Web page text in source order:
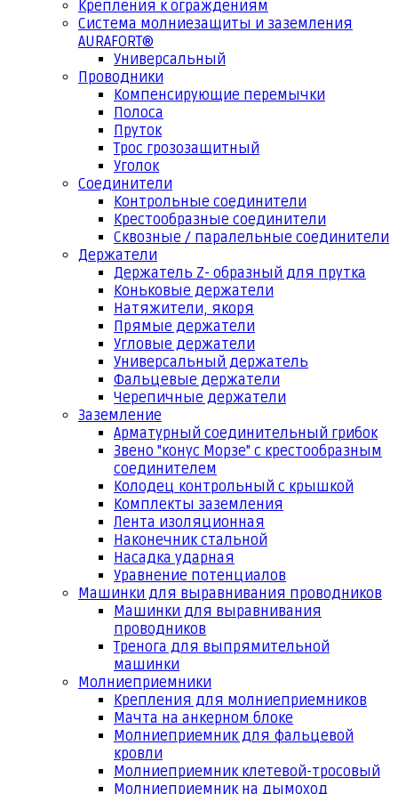
Крепления к ограждениям
Система молниезащиты и заземления
AURAFORT®
Универсальный
Проводники
Компенсирующие перемычки
Полоса
Пруток
Трос грозозащитный
Уголок
Соединители
Контрольные соединители
Крестообразные соединители
Сквозные / паралельные соединители
Держатели
Держатель Z- образный для прутка
Коньковые держатели
Натяжители, якоря
Прямые держатели
Угловые держатели
Универсальный держатель
Фальцевые держатели
Черепичные держатели
Заземление
Арматурный соединительный грибок
Звено "конус Морзе" с крестообразным
соединителем
Колодец контрольный с крышкой
Комплекты заземления
Лента изоляционная
Наконечник стальной
Насадка ударная
Уравнение потенциалов
Машинки для выравнивания проводников
Машинки для выравнивания
проводников
Тренога для выпрямительной
машинки
Молниеприемники
Крепления для молниеприемников
Мачта на анкерном блоке
Молниеприемник для фальцевой
кровли
Молниеприемник клетевой-тросовый
Молниеприемник на дымоход